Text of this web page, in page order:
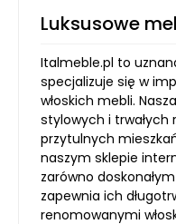
Luksusowe
Italmeble.pl to
specjalizuje się w
włoskich mebli.
stylowych i trwałych
przytulnych
naszym sklepie
zarówno
zapewnia ich
renomowanymi